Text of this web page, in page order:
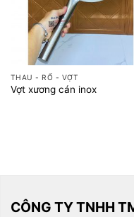
THAU - RỔ - VỢT
Vợt xương cán inox
CÔNG TY TNHH